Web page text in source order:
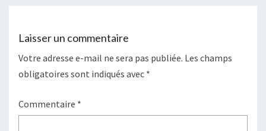
Laisser un commentaire
Votre adresse e-mail ne sera pas publiée. Les champs
obligatoires sont indiqués avec *
Commentaire *